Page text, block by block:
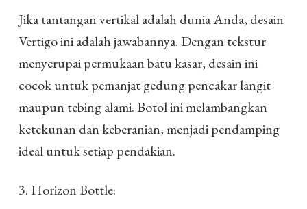
Jika tantangan vertikal adalah dunia Anda, desain
Vertigo ini adalah jawabannya. Dengan tekstur
menyerupai permukaan batu kasar, desain ini
cocok untuk pemanjat gedung pencakar langit
maupun tebing alami. Botol ini melambangkan
ketekunan dan keberanian, menjadi pendamping
ideal untuk setiap pendakian.
3. Horizon Bottle: